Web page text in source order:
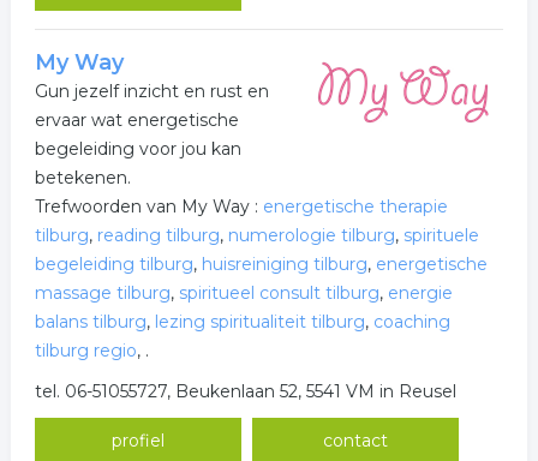
My Way
Gun jezelf inzicht en rust en
ervaar wat energetische
begeleiding voor jou kan
betekenen.
Trefwoorden van My Way : energetische therapie
tilburg, reading tilburg, numerologie tilburg, spirituele
begeleiding tilburg, huisreiniging tilburg, energetische
massage tilburg, spiritueel consult tilburg, energie
balans tilburg, lezing spiritualiteit tilburg, coaching
tilburg regio, .
tel. 06-51055727, Beukenlaan 52, 5541 VM in Reusel
profiel contact